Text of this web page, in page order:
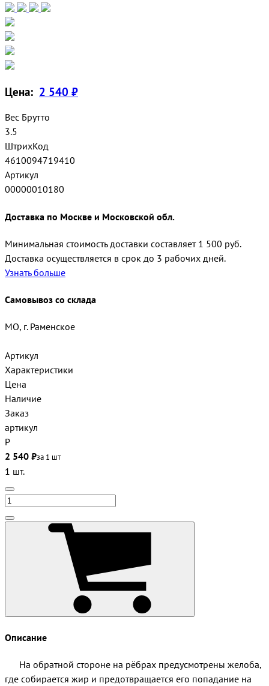
Цена: 2 540 ₽
Вес Брутто
3.5
ШтрихКод
4610094719410
Артикул
00000010180
Доставка по Москве и Московской обл.
Минимальная стоимость доставки составляет 1 500 руб.
Доставка осуществляется в срок до 3 рабочих дней.
Узнать больше
Самовывоз со склада
МО, г. Раменское
Артикул
Характеристики
Цена
Наличие
Заказ
артикул
Р
2 540 ₽за 1 шт
1 шт.
Описание
На обратной стороне на рёбрах предусмотрены желоба,
где собирается жир и предотвращается его попадание на